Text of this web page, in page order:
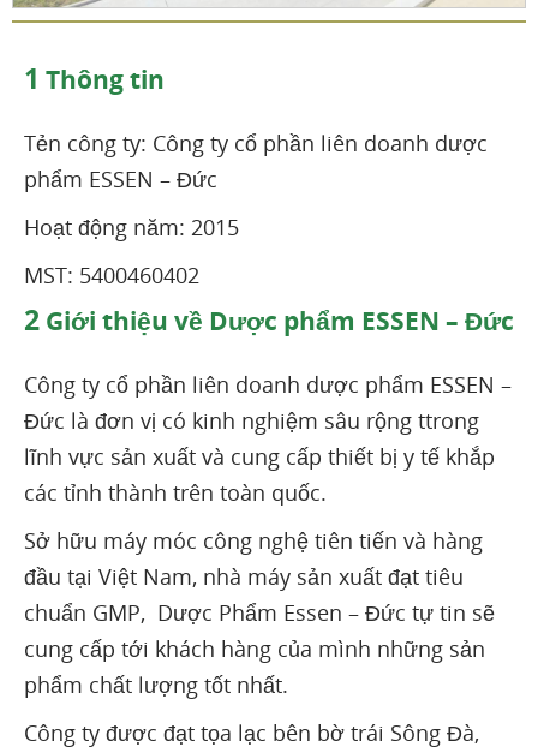
1 Thông tin
Tẻn công ty: Công ty cổ phần liên doanh dược
phẩm ESSEN – Đức
Hoạt động năm: 2015
MST: 5400460402
2 Giới thiệu về Dược phẩm ESSEN – Đức
Công ty cổ phần liên doanh dược phẩm ESSEN –
Đức là đơn vị có kinh nghiệm sâu rộng ttrong
lĩnh vực sản xuất và cung cấp thiết bị y tế khắp
các tỉnh thành trên toàn quốc.
Sở hữu máy móc công nghệ tiên tiến và hàng
đầu tại Việt Nam, nhà máy sản xuất đạt tiêu
chuẩn GMP, Dược Phẩm Essen – Đức tự tin sẽ
cung cấp tới khách hàng của mình những sản
phẩm chất lượng tốt nhất.
Công ty được đạt tọa lạc bên bờ trái Sông Đà,